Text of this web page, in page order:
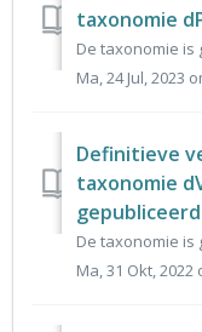
taxonomie
Ma, 24 Jul, 2023
Definitieve
taxonomie
gepubliceerd
Ma, 31 Okt, 2022